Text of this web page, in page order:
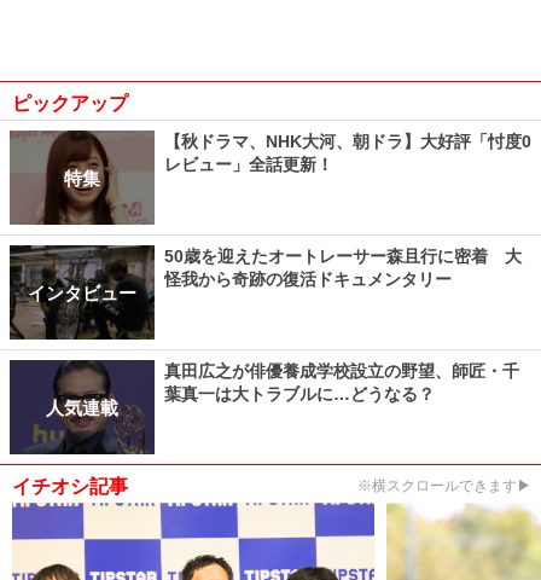
ピックアップ
特集
【秋ドラマ、NHK大河、朝ドラ】大好評「忖度0
レビュー」全話更新！
インタビュー
50歳を迎えたオートレーサー森且行に密着 大
怪我から奇跡の復活ドキュメンタリー
人気連載
真田広之が俳優養成学校設立の野望、師匠・千
葉真一は大トラブルに…どうなる？
イチオシ記事 ※横スクロールできます▶